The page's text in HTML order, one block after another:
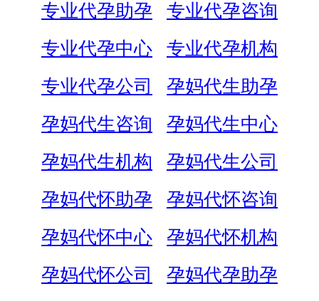
专业代孕助孕
专业代孕咨询
专业代孕中心
专业代孕机构
专业代孕公司
孕妈代生助孕
孕妈代生咨询
孕妈代生中心
孕妈代生机构
孕妈代生公司
孕妈代怀助孕
孕妈代怀咨询
孕妈代怀中心
孕妈代怀机构
孕妈代怀公司
孕妈代孕助孕